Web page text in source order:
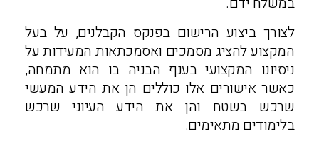
לצורך ביצוע הרישום בפנקס הקבלנים, על בעל
המקצוע להציג מסמכים ואסמכתאות המעידות על
ניסיונו המקצועי בענף הבניה בו הוא מתמחה,
כאשר אישורים אלו כוללים הן את הידע המעשי
שרכש בשטח והן את הידע העיוני שרכש
בלימודים מתאימים.